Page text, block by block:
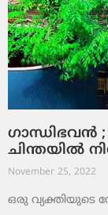
ഗാന്ധിഭവന്‍
ചിന്തയില്‍
November 25, 2022
ഒരു വ്യക്തിയുടെ